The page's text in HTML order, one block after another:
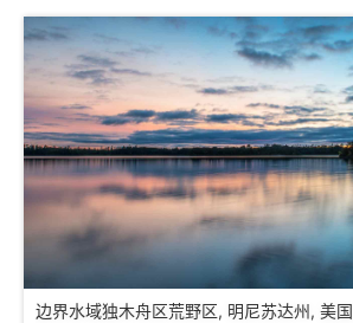
边界水域独木舟区荒野区, 明尼苏达州, 美国